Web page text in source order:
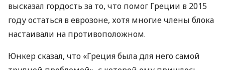
высказал гордость за то, что помог Греции в 2015
году остаться в еврозоне, хотя многие члены блока
настаивали на противоположном.
Юнкер сказал, что «Греция была для него самой